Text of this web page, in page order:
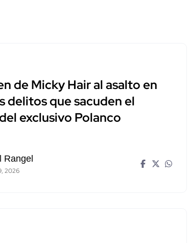
de Micky Hair al asalto en
delitos que sacuden el
exclusivo Polanco
Rangel
2026